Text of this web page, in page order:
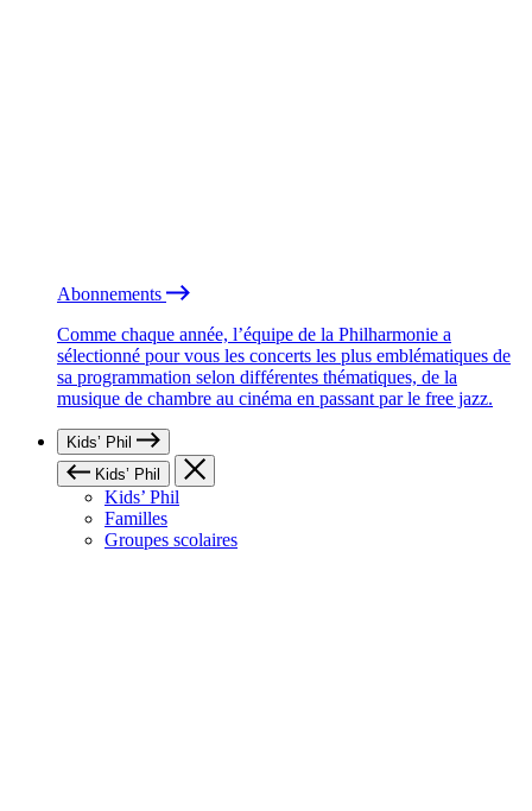
Abonnements
Comme chaque année, l’équipe de la Philharmonie a
sélectionné pour vous les concerts les plus emblématiques de
sa programmation selon différentes thématiques, de la
musique de chambre au cinéma en passant par le free jazz.
Kids’ Phil
Kids’ Phil
Kids’ Phil
Familles
Groupes scolaires